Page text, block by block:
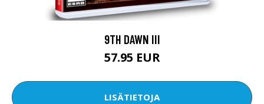
9TH DAWN III
57.95 EUR
LISÄTIETOJA